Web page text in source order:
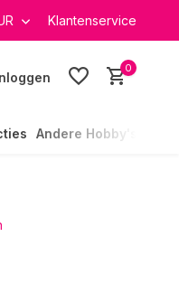
Klantenservice
0
Andere Hobby's